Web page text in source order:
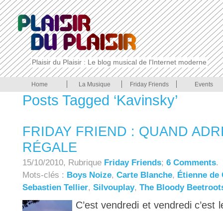
Plaisir du Plaisir : Le blog musical de l'Internet moderne
Home La Musique Friday Friends Events
Posts Tagged ‘Kavinsky’
FRIDAY FRIEND : QUAND
RÉGALE
15/10/2010, Rubrique Friday Friends; 6 Comments.
Mots-clés : Boys Noize, Carte Blanche, Étienne de
Sebastien Tellier, Silvouplay, The Bloody
C’est vendredi et vendredi